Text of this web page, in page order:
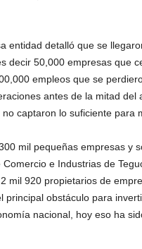
entidad detalló que se
decir 50,000 empresas que
empleos que se
antes de la mitad del
captaron lo suficiente para
mil pequeñas empresas y
e Industrias de
mil 920 propietarios de
principal obstáculo para
nacional, hoy eso ha